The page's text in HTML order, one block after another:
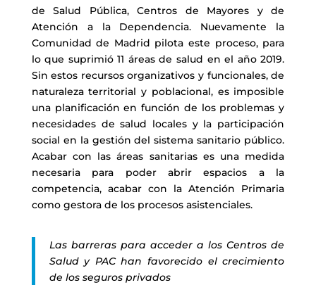
de Salud Pública, Centros de Mayores y de
Atención a la Dependencia. Nuevamente la
Comunidad de Madrid pilota este proceso, para
lo que suprimió 11 áreas de salud en el año 2019.
Sin estos recursos organizativos y funcionales, de
naturaleza territorial y poblacional, es imposible
una planificación en función de los problemas y
necesidades de salud locales y la participación
social en la gestión del sistema sanitario público.
Acabar con las áreas sanitarias es una medida
necesaria para poder abrir espacios a la
competencia, acabar con la Atención Primaria
como gestora de los procesos asistenciales.
Las barreras para acceder a los Centros de
Salud y PAC han favorecido el crecimiento
de los seguros privados